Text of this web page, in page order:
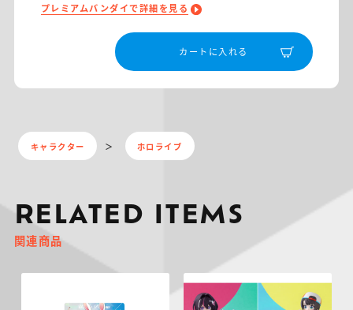
プレミアムバンダイで詳細を見る
カートに入れる
キャラクター ホロライブ
RELATED ITEMS
関連商品